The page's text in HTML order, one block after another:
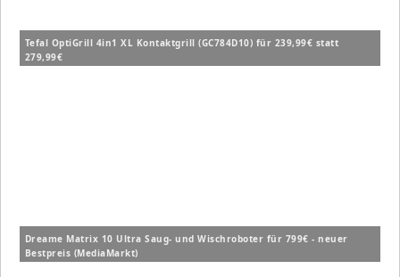
Tefal OptiGrill 4in1 XL Kontaktgrill (GC784D10) für 239,99€ statt
279,99€
Dreame Matrix 10 Ultra Saug- und Wischroboter für 799€ - neuer
Bestpreis (MediaMarkt)